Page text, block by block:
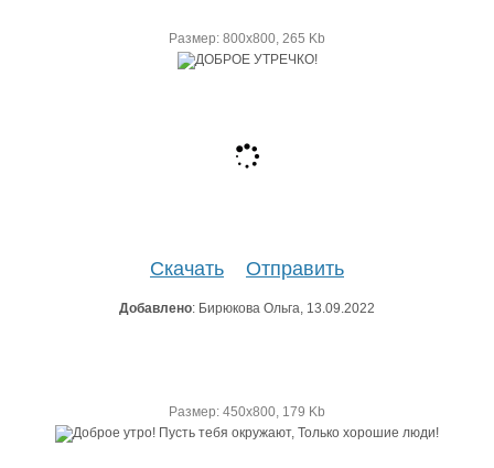
Размер: 800х800, 265 Kb
Скачать Отправить
Добавлено: Бирюкова Ольга, 13.09.2022
Размер: 450х800, 179 Kb